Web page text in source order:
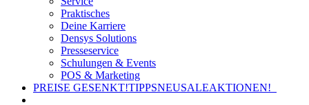
Praktisches
Deine Karriere
Densys Solutions
Presseservice
Schulungen & Events
POS & Marketing
PREISE GESENKT!TIPPSNEUSALEAKTIONEN!